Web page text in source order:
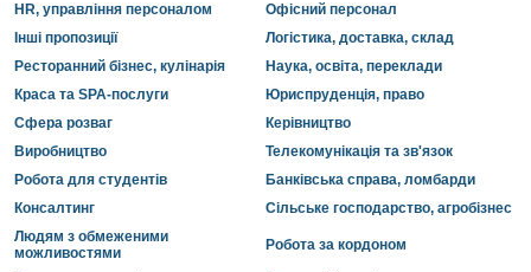
HR, управління персоналом
Офісний персонал
Інші пропозиції
Логістика, доставка, склад
Ресторанний бізнес, кулінарія
Наука, освіта, переклади
Краса та SPA-послуги
Юриспруденція, право
Сфера розваг
Керівництво
Виробництво
Телекомунікація та зв'язок
Робота для студентів
Банківська справа, ломбарди
Консалтинг
Сільське господарство, агробізнес
Людям з обмеженими
можливостями
Робота за кордоном